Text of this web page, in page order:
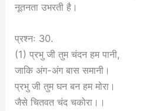
नूतनता उभरती है।
प्रश्नः 30.
(1) प्रभु जी तुम चंदन हम पानी,
जाकि अंग-अंग बास समानी।
प्रभु जी तुम घन बन हम मोरा।
जैसे चितवत चंद चकोरा।।